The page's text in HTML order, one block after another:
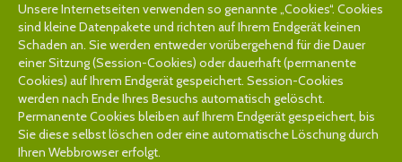
Unsere Internetseiten verwenden so genannte „Cookies“. Cookies
sind kleine Datenpakete und richten auf Ihrem Endgerät keinen
Schaden an. Sie werden entweder vorübergehend für die Dauer
einer Sitzung (Session-Cookies) oder dauerhaft (permanente
Cookies) auf Ihrem Endgerät gespeichert. Session-Cookies
werden nach Ende Ihres Besuchs automatisch gelöscht.
Permanente Cookies bleiben auf Ihrem Endgerät gespeichert, bis
Sie diese selbst löschen oder eine automatische Löschung durch
Ihren Webbrowser erfolgt.